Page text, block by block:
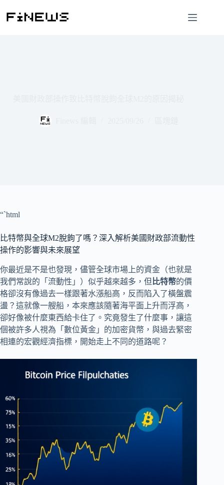
“`html
比特幣與全球M2脫鉤了嗎？深入解析美國財政部流動性
操作的影響與未來展望
你最近是不是也發現，儘管全球市場上的資金（也就是
我們常說的「流動性」）似乎越來越多，但 比特幣的價
格卻沒有像過去一樣跟著水漲船高，反而陷入了橫盤震
盪？這就像一艘船，本來應該隨著海平面上升而浮高，
卻好像被什麼東西給卡住了。究竟發生了什麼事，讓這
個被許多人視為「數位黃金」的加密貨幣，與過去緊密
相連的宏觀經濟指標，開始走上不同的道路呢？